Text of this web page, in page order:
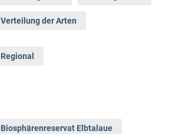
Verteilung der Arten
Regional
Biosphärenreservat Elbtalaue